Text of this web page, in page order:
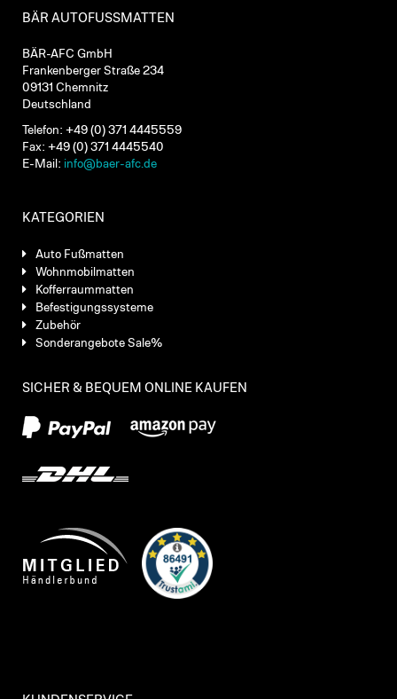
BÄR AUTOFUSSMATTEN
BÄR-AFC GmbH
Frankenberger Straße 234
09131 Chemnitz
Deutschland
Telefon: +49 (0) 371 4445559
Fax: +49 (0) 371 4445540
E-Mail: info@baer-afc.de
KATEGORIEN
Auto Fußmatten
Wohnmobilmatten
Kofferraummatten
Befestigungssysteme
Zubehör
Sonderangebote Sale%
SICHER & BEQUEM ONLINE KAUFEN